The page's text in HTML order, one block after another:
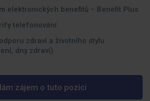
elektronických benefitů – Benefit Plus
telefonování
zdraví a životního stylu
dny zdraví)
zájem o tuto pozici